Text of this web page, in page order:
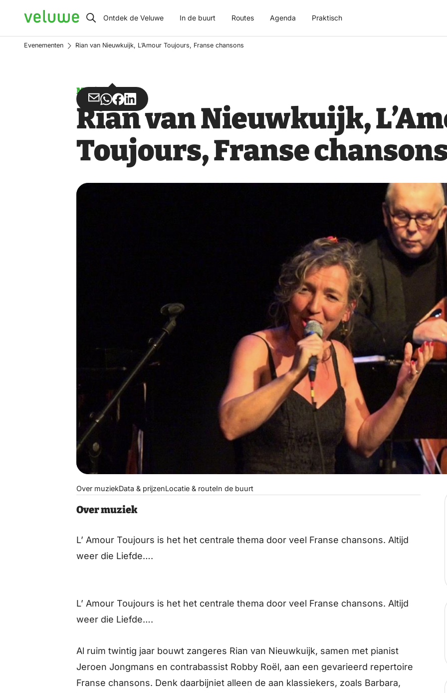
Veluwe Ontdek de Veluwe In de buurt Routes Agenda Praktisch
Evenementen Rian van Nieuwkuijk, L’Amour Toujours, Franse chansons
Muziek
Deel
via
Deel
via
Deel
op
Deel
op
Rian van Nieuwkuijk,
Toujours, Franse
Over muziekData & prijzenLocatie & routeIn de buurt
Over muziek
L’ Amour Toujours is het het centrale thema door veel Franse chansons. Altijd
weer die Liefde….
L’ Amour Toujours is het het centrale thema door veel Franse chansons. Altijd
weer die Liefde….
Al ruim twintig jaar bouwt zangeres Rian van Nieuwkuijk, samen met pianist
Jeroen Jongmans en contrabassist Robby Roël, aan een gevarieerd repertoire
Franse chansons. Denk daarbijniet alleen de aan klassiekers, zoals Barbara,